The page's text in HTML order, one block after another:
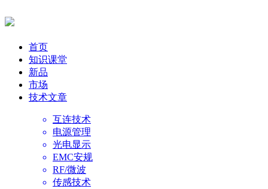
首页
知识课堂
新品
市场
技术文章
互连技术
电源管理
光电显示
EMC安规
RF/微波
传感技术